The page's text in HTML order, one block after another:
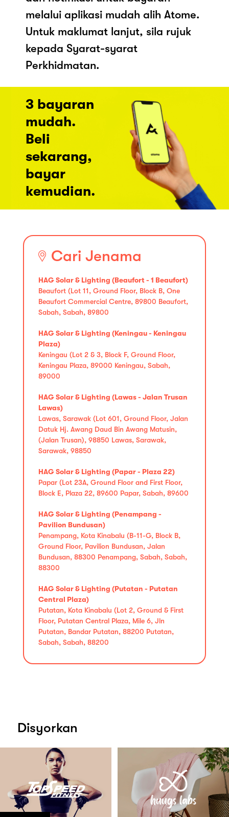
melalui aplikasi mudah alih Atome.
Untuk maklumat lanjut, sila rujuk
kepada Syarat-syarat
Perkhidmatan.
3 bayaran
mudah.
Beli
sekarang,
bayar
kemudian.
Cari Jenama
HAG Solar & Lighting (Beaufort - 1 Beaufort)
Beaufort (Lot 11, Ground Floor, Block B, One
Beaufort Commercial Centre, 89800 Beaufort,
Sabah, Sabah, 89800
HAG Solar & Lighting (Keningau - Keningau
Plaza)
Keningau (Lot 2 & 3, Block F, Ground Floor,
Keningau Plaza, 89000 Keningau, Sabah,
89000
HAG Solar & Lighting (Lawas - Jalan Trusan
Lawas)
Lawas, Sarawak (Lot 601, Ground Floor, Jalan
Datuk Hj. Awang Daud Bin Awang Matusin,
(Jalan Trusan), 98850 Lawas, Sarawak,
Sarawak, 98850
HAG Solar & Lighting (Papar - Plaza 22)
Papar (Lot 23A, Ground Floor and First Floor,
Block E, Plaza 22, 89600 Papar, Sabah, 89600
HAG Solar & Lighting (Penampang -
Pavilion Bundusan)
Penampang, Kota Kinabalu (B-11-G, Block B,
Ground Floor, Pavilion Bundusan, Jalan
Bundusan, 88300 Penampang, Sabah, Sabah,
88300
HAG Solar & Lighting (Putatan - Putatan
Central Plaza)
Putatan, Kota Kinabalu (Lot 2, Ground & First
Floor, Putatan Central Plaza, Mile 6, Jln
Putatan, Bandar Putatan, 88200 Putatan,
Sabah, Sabah, 88200
Disyorkan